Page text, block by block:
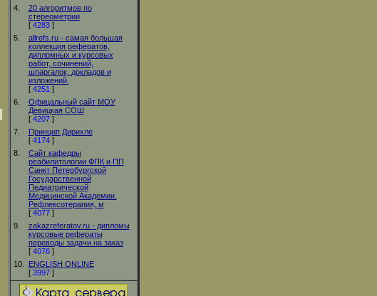
4.
20 алгоритмов по
стереометрии
[ 4283]
5.
allrefs.ru - самая большая
коллекция рефератов,
дипломных и курсовых
работ, сочинений,
шпаргалок, докладов и
изложений.
[ 4251 ]
6.
Офицальный сайт МОУ
Девицкая СОШ
[ 4207]
7.
Принцип Дирихле
[ 4174]
8.
Сайт кафедры
реабилитологии ФПК и ПП
Санкт Петербургской
Государственной
Педиатрической
Медицинской Академии.
Рефлексотерапия, м
[ 4077]
9.
zakazreferatov.ru - дипломы
курсовые рефераты
переводы задачи на заказ
[ 4076]
10.
ENGLISH ONLINE
[ 3997]